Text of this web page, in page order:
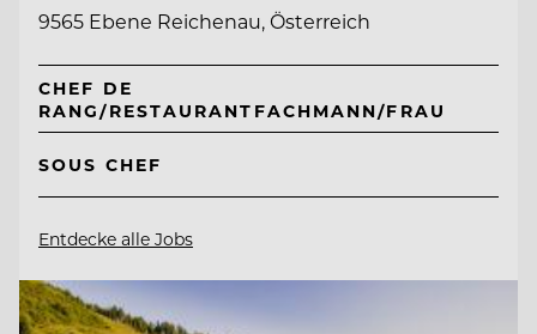
9565 Ebene Reichenau, Österreich
CHEF DE
RANG/RESTAURANTFACHMANN/FRAU
SOUS CHEF
Entdecke alle Jobs